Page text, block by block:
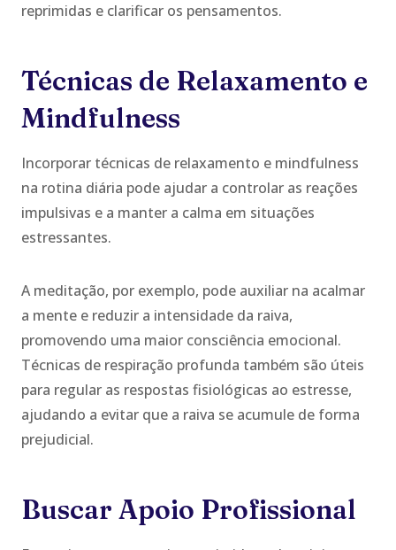
reprimidas e clarificar os pensamentos.
Técnicas de Relaxamento e
Mindfulness
Incorporar técnicas de relaxamento e mindfulness
na rotina diária pode ajudar a controlar as reações
impulsivas e a manter a calma em situações
estressantes.
A meditação, por exemplo, pode auxiliar na acalmar
a mente e reduzir a intensidade da raiva,
promovendo uma maior consciência emocional.
Técnicas de respiração profunda também são úteis
para regular as respostas fisiológicas ao estresse,
ajudando a evitar que a raiva se acumule de forma
prejudicial.
Buscar Apoio Profissional